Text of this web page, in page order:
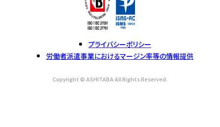
プライバシーポリシー
労働者派遣事業におけるマージン率等の情報提供
Copyright © ASHITABA All Rights Reserved.